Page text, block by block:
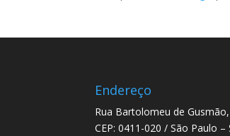
Endereço
Rua Bartolomeu de
CEP: 0411-020 / São Paulo –